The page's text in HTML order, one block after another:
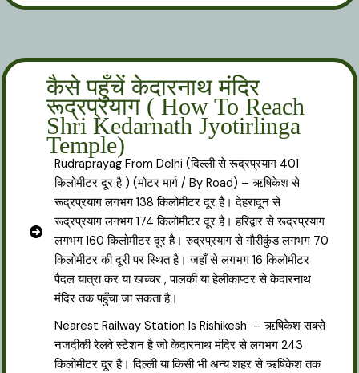
कैसे पहुँचें केदारनाथ मंदिर
रूद्रप्रयाग ( How To Reach
Shri Kedarnath Jyotirlinga
Temple)
Rudraprayag From Delhi (दिल्ली से रूद्रप्रयाग 401
किलोमीटर दूर है ) (मोटर मार्ग / By Road) – ऋषिकेश से
रूद्रप्रयाग लगभग 138 किलोमीटर दूर है। देहरादून से
रूद्रप्रयाग लगभग 174 किलोमीटर दूर है। हरिद्वार से रूद्रप्रयाग
लगभग 160 किलोमीटर दूर है। रुद्रप्रयाग से गौरीकुंड लगभग 70
किलोमीटर की दूरी पर स्थित है। जहाँ से लगभग 16 किलोमीटर
पैदल यात्रा कर या खच्चर , पालकी या हेलीकाप्टर से केदारनाथ
मंदिर तक पहुँचा जा सकता है।
Nearest Railway Station Is Rishikesh – ऋषिकेश सबसे
नजदीकी रेलवे स्टेशन है जो केदारनाथ मंदिर से लगभग 243
किलोमीटर दूर है। दिल्ली या किसी भी अन्य शहर से ऋषिकेश तक